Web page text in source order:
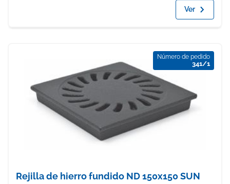
Ver
Número de pedido
341/1
Rejilla de hierro fundido ND 150x150 SUN